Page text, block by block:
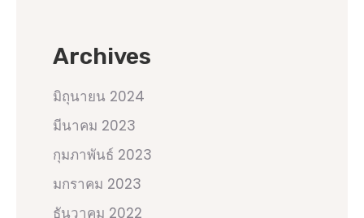
Archives
มิถุนายน 2024
มีนาคม 2023
กุมภาพันธ์ 2023
มกราคม 2023
ธันวาคม 2022